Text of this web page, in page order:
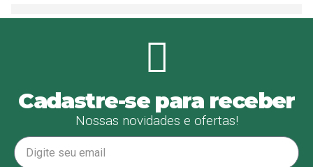
Cadastre-se para receber
Nossas novidades e ofertas!